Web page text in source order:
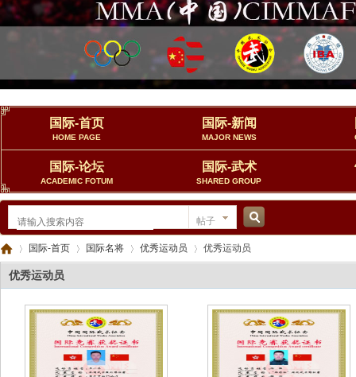
国际-首页
HOME PAGE
国际-新闻
MAJOR NEWS
国际-论坛
ACADEMIC FOTUM
国际-武术
SHARED GROUP
帖子
索
国际-首页
›
国际名将
›
优秀运动员 优秀运动员
优秀运动员